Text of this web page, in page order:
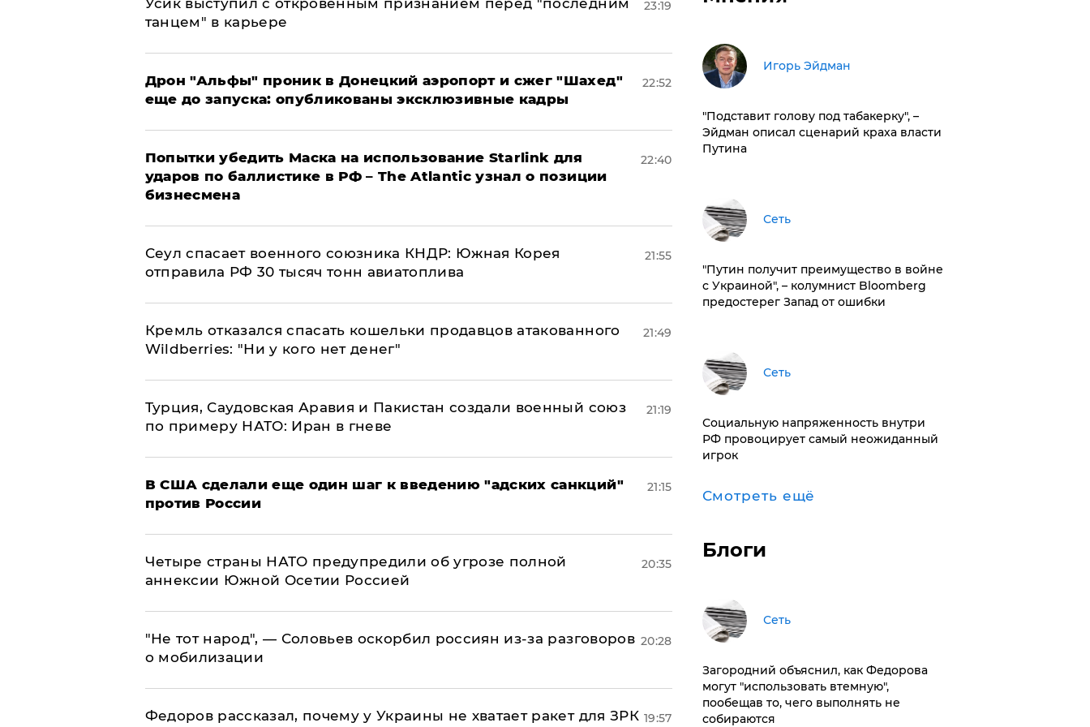
Усик выступил с откровенным признанием перед "последним
танцем" в карьере
23:19
Дрон "Альфы" проник в Донецкий аэропорт и сжег "Шахед"
еще до запуска: опубликованы эксклюзивные кадры
22:52
Попытки убедить Маска на использование Starlink для
ударов по баллистике в РФ – The Atlantic узнал о позиции
бизнесмена
22:40
​Сеул спасает военного союзника КНДР: Южная Корея
отправила РФ 30 тысяч тонн авиатоплива
21:55
Кремль отказался спасать кошельки продавцов атакованного
Wildberries: "Ни у кого нет денег"
21:49
Турция, Саудовская Аравия и Пакистан создали военный союз
по примеру НАТО: Иран в гневе
21:19
В США сделали еще один шаг к введению "адских санкций"
против России
21:15
Четыре страны НАТО предупредили об угрозе полной
аннексии Южной Осетии Россией
20:35
​"Не тот народ", — Соловьев оскорбил россиян из-за разговоров
о мобилизации
20:28
Федоров рассказал, почему у Украины не хватает ракет для ЗРК 19:57
Игорь Эйдман
​"Подставит голову под табакерку", –
Эйдман описал сценарий краха власти
Путина
Сеть
"Путин получит преимущество в войне
с Украиной", – колумнист Bloomberg
предостерег Запад от ошибки
Сеть
Социальную напряженность внутри
РФ провоцирует самый неожиданный
игрок
Смотреть ещё
Блоги
Сеть
Загородний объяснил, как Федорова
могут "использовать втемную",
пообещав то, чего выполнять не
собираются